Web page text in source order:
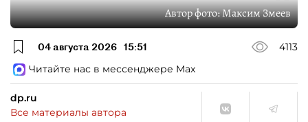
Автор фото:Максим Змеев
04 августа 2026 15:51
4113
Читайте нас в мессенджере Max
dp.ru
Все материалы автора